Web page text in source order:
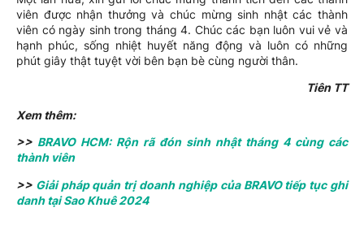
viên được nhận thưởng và chúc mừng sinh nhật các thành
viên có ngày sinh trong tháng 4. Chúc các bạn luôn vui vẻ và
hạnh phúc, sống nhiệt huyết năng động và luôn có những
phút giây thật tuyệt vời bên bạn bè cùng người thân.
Tiên TT
Xem thêm:
>> BRAVO HCM: Rộn rã đón sinh nhật tháng 4 cùng các
thành viên
>> Giải pháp quản trị doanh nghiệp của BRAVO tiếp tục ghi
danh tại Sao Khuê 2024